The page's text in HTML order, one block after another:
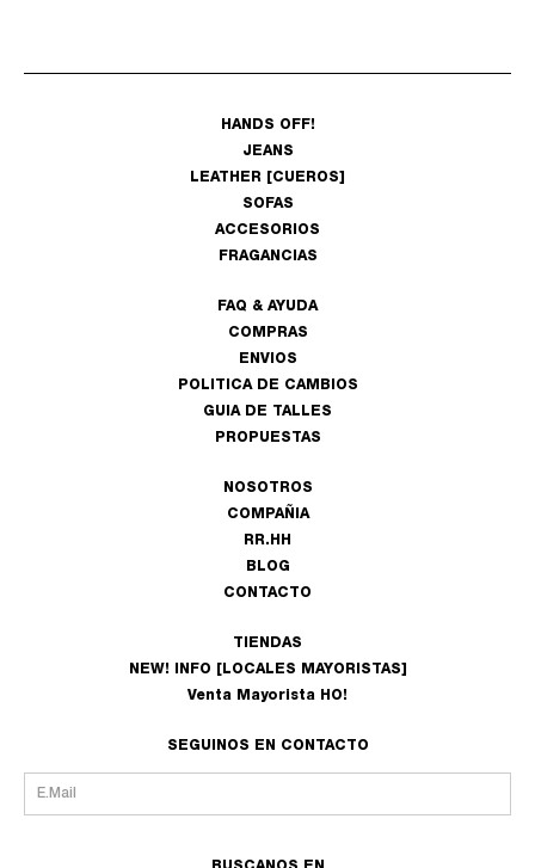
HANDS OFF!
JEANS
LEATHER [CUEROS]
SOFAS
ACCESORIOS
FRAGANCIAS
FAQ & AYUDA
COMPRAS
ENVIOS
POLITICA DE CAMBIOS
GUIA DE TALLES
PROPUESTAS
NOSOTROS
COMPAÑIA
RR.HH
BLOG
CONTACTO
TIENDAS
NEW! INFO [LOCALES MAYORISTAS]
Venta Mayorista HO!
SEGUINOS EN CONTACTO